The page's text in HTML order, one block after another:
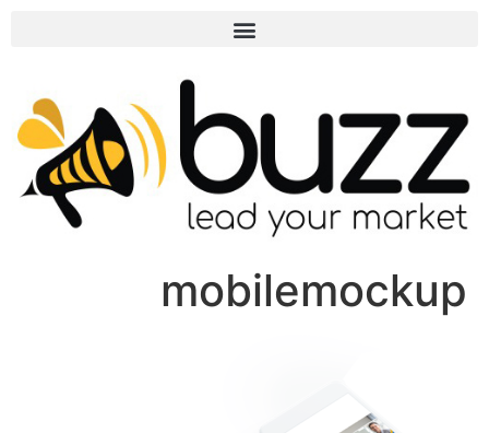
mobilemockup